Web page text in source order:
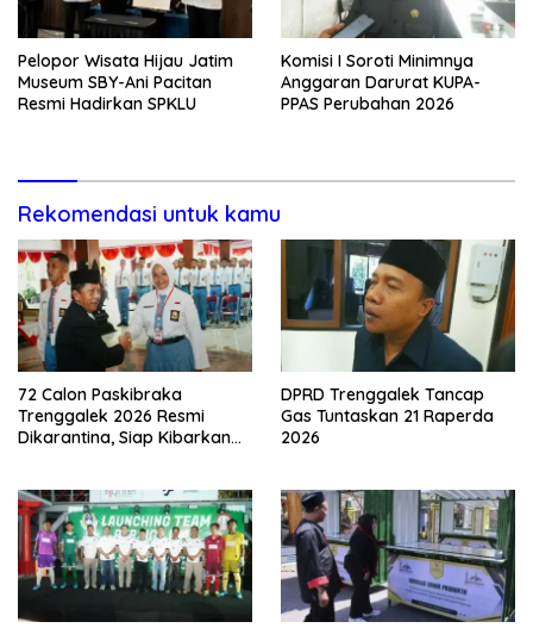
Pelopor Wisata Hijau Jatim
Museum SBY-Ani Pacitan
Resmi Hadirkan SPKLU
Komisi I Soroti Minimnya
Anggaran Darurat KUPA-
PPAS Perubahan 2026
Rekomendasi untuk kamu
72 Calon Paskibraka
Trenggalek 2026 Resmi
Dikarantina, Siap Kibarkan
DPRD Trenggalek Tancap
Gas Tuntaskan 21 Raperda
2026